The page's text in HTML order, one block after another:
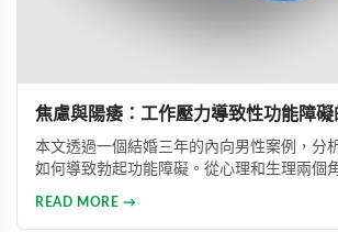
焦慮與陽痿：工作壓力導致性功能障
本文透過一個結婚三年的內向男性案例，分
如何導致勃起功能障礙。從心理和生理兩個
READ MORE →